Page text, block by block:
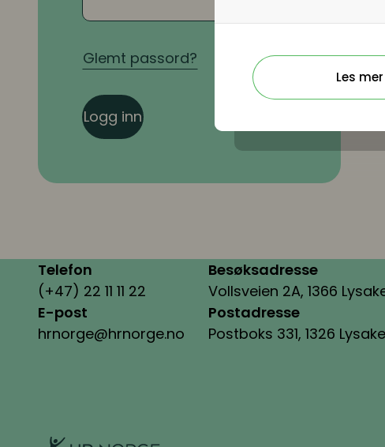
Les
Glemt passord?
Logg inn
Telefon
(+47) 22 11 11 22
E-post
hrnorge@hrnorge.no
Besøksadresse
Vollsveien 2A, 1366
Postadresse
Postboks 331, 1326
HR Norge